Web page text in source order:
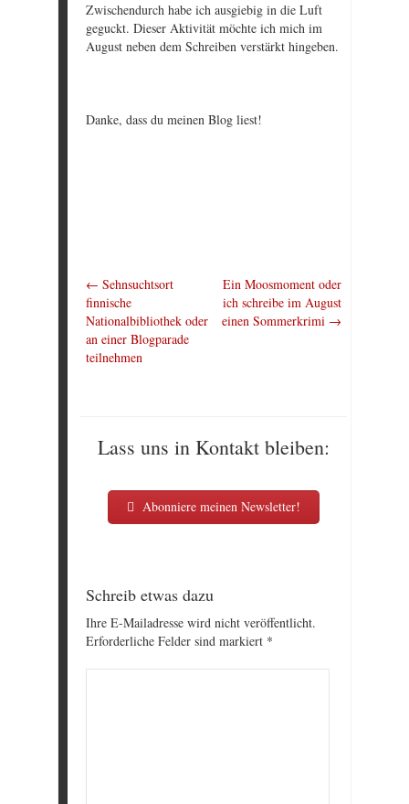
Zwischendurch habe ich ausgiebig in die Luft
geguckt. Dieser Aktivität möchte ich mich im
August neben dem Schreiben verstärkt hingeben.
Danke, dass du meinen Blog liest!
← Sehnsuchtsort
finnische
Nationalbibliothek oder
an einer Blogparade
teilnehmen
Ein Moosmoment oder
ich schreibe im August
einen Sommerkrimi →
Lass uns in Kontakt bleiben:
Abonniere meinen Newsletter!
Schreib etwas dazu
Ihre E-Mailadresse wird nicht veröffentlicht.
Erforderliche Felder sind markiert *